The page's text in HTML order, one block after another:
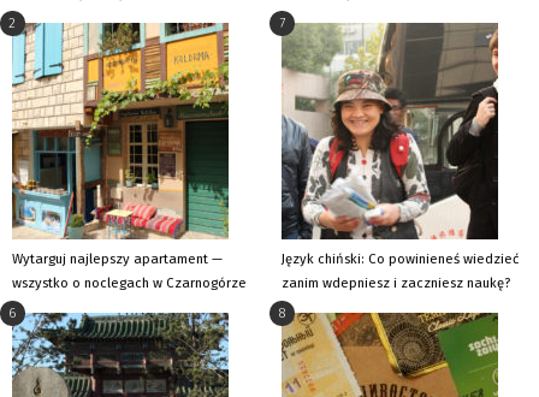
Wytarguj najlepszy apartament —
wszystko o noclegach w Czarnogórze
2
Język chiński: Co powinieneś wiedzieć
zanim wdepniesz i zaczniesz naukę?
7
6 8